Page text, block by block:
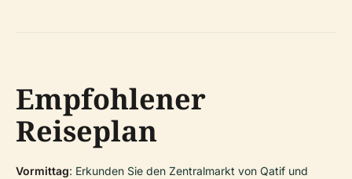
Empfohlener
Reiseplan
Vormittag: Erkunden Sie den Zentralmarkt von Qatif und